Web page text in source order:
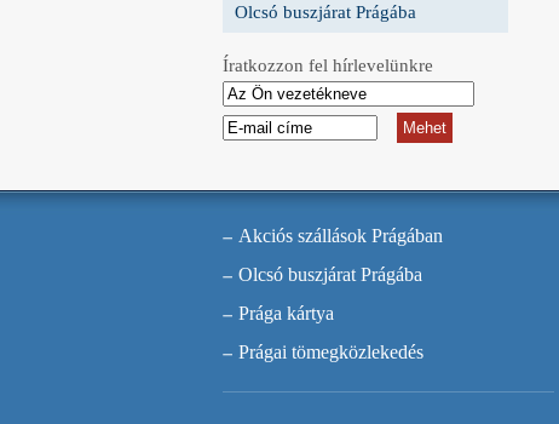
Olcsó buszjárat Prágába
Íratkozzon fel hírlevelünkre
Akciós szállások Prágában
Olcsó buszjárat Prágába
Prága kártya
Prágai tömegközlekedés